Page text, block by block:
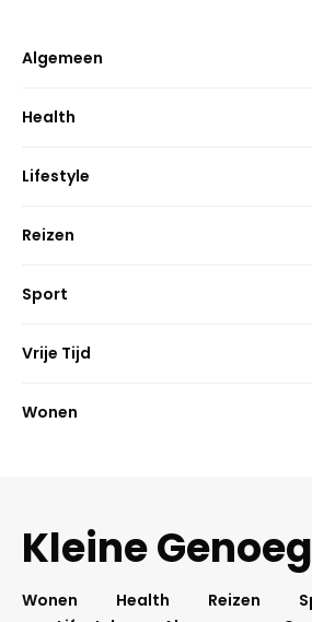
Algemeen
Health
Lifestyle
Reizen
Sport
Vrije Tijd
Wonen
Kleine
Wonen Health Reizen